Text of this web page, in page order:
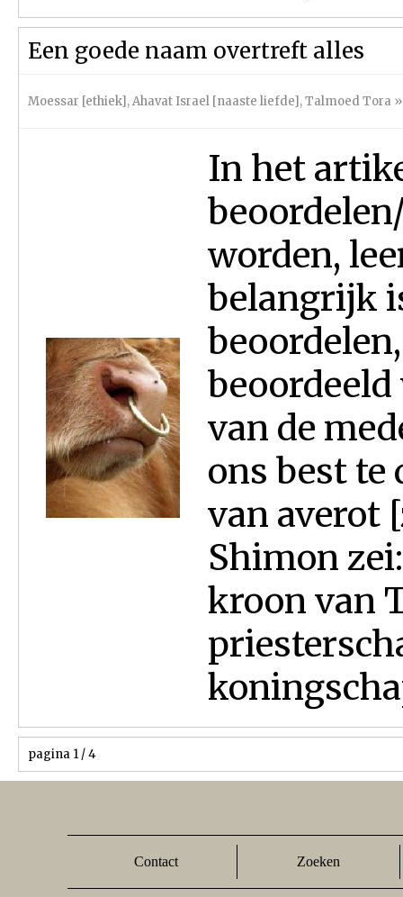
Een goede naam overtreft alles
Moessar [ethiek],Ahavat Israel [naaste liefde],Talmoed Tora »
In het
worden,
belangrijk
van de
ons best te
van averot
Shimon
kroon van
pagina 1 / 4
Contact Zoeken